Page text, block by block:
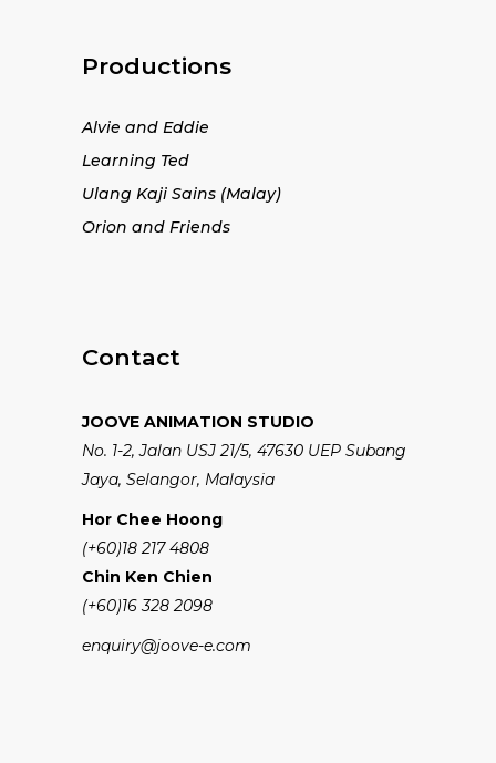
Productions
Alvie and Eddie
Learning Ted
Ulang Kaji Sains (Malay)
Orion and Friends
Contact
JOOVE ANIMATION STUDIO
No. 1-2, Jalan USJ 21/5, 47630 UEP Subang
Jaya, Selangor, Malaysia
Hor Chee Hoong
(+60)18 217 4808
Chin Ken Chien
(+60)16 328 2098
enquiry@joove-e.com